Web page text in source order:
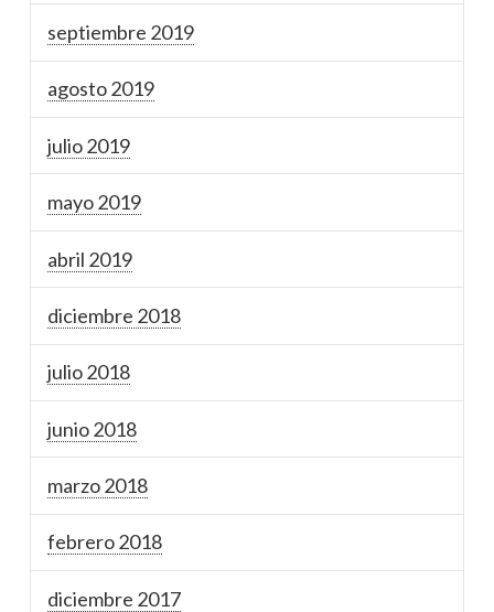
septiembre 2019
agosto 2019
julio 2019
mayo 2019
abril 2019
diciembre 2018
julio 2018
junio 2018
marzo 2018
febrero 2018
diciembre 2017